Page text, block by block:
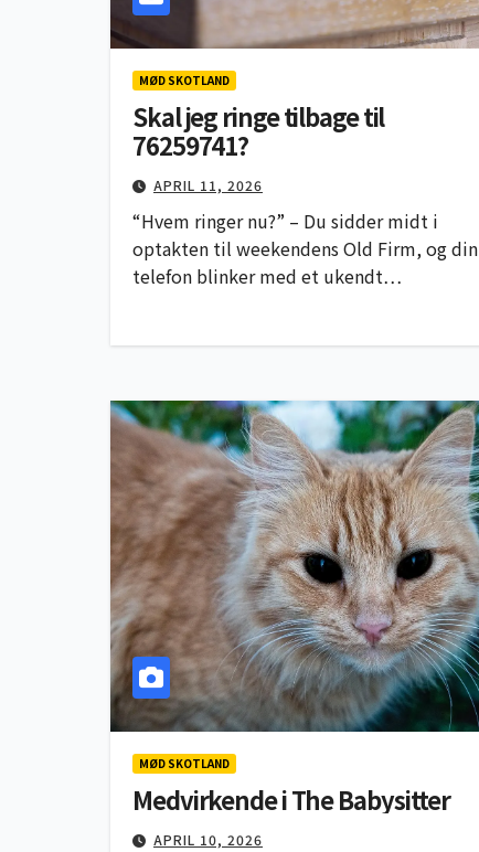
MØD SKOTLAND
Skal jeg ringe tilbage til
76259741?
APRIL 11, 2026
“Hvem ringer nu?” – Du sidder midt i
optakten til weekendens Old Firm, og din
telefon blinker med et ukendt…
MØD SKOTLAND
Medvirkende i The Babysitter
APRIL 10, 2026